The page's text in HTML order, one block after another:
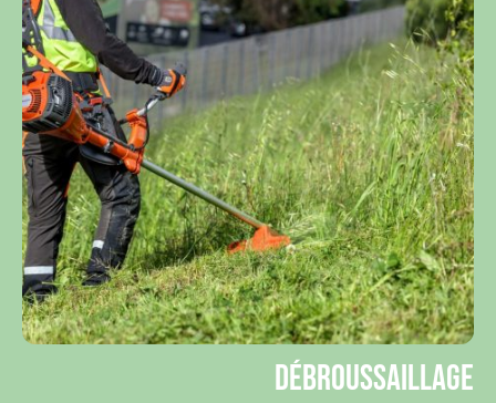
Débroussaillage